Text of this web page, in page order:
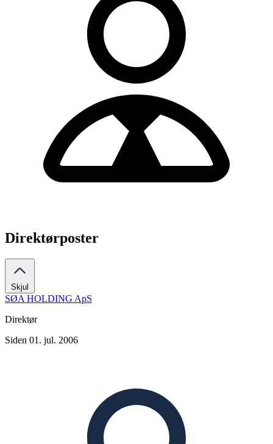
Direktørposter
Skjul
SØA HOLDING ApS
Direktør
Siden 01. jul. 2006